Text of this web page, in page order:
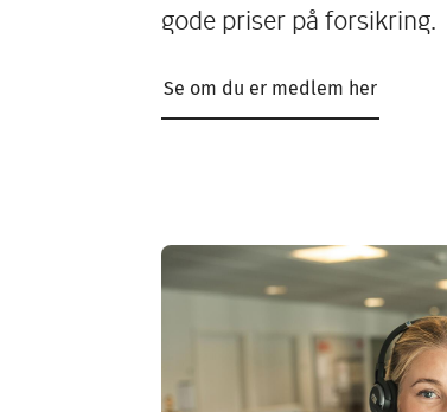
gode priser på forsikring.
Se om du er medlem her
Image